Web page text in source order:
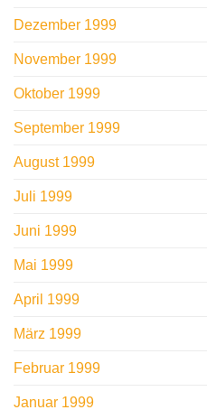
Dezember 1999
November 1999
Oktober 1999
September 1999
August 1999
Juli 1999
Juni 1999
Mai 1999
April 1999
März 1999
Februar 1999
Januar 1999